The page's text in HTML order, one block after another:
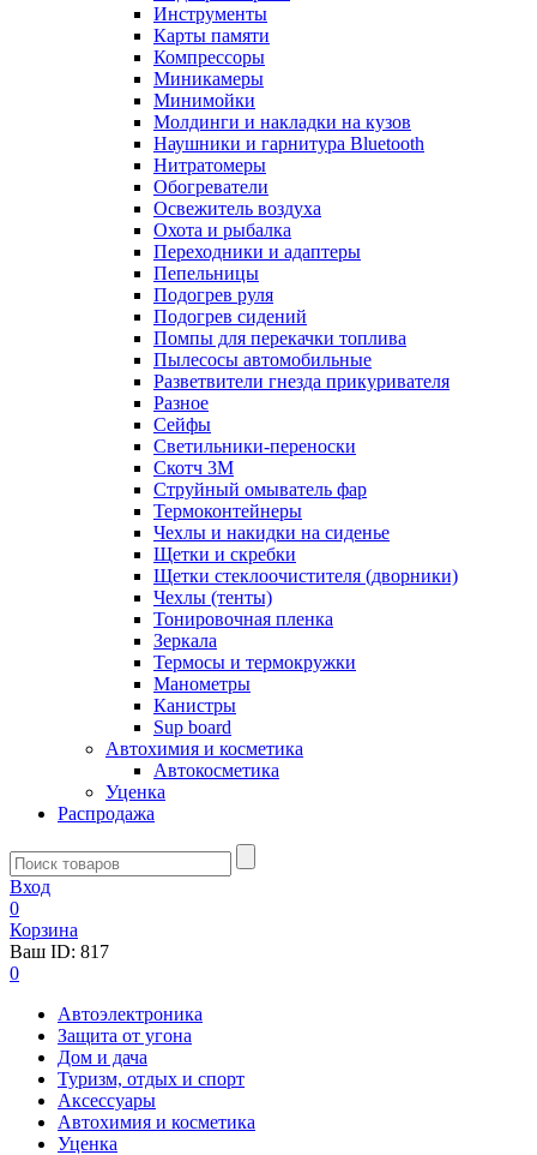
Инструменты
Карты памяти
Компрессоры
Миникамеры
Минимойки
Молдинги и накладки на кузов
Наушники и гарнитура Bluetooth
Нитратомеры
Обогреватели
Освежитель воздуха
Охота и рыбалка
Переходники и адаптеры
Пепельницы
Подогрев руля
Подогрев сидений
Помпы для перекачки топлива
Пылесосы автомобильные
Разветвители гнезда прикуривателя
Разное
Сейфы
Светильники-переноски
Скотч 3М
Струйный омыватель фар
Термоконтейнеры
Чехлы и накидки на сиденье
Щетки и скребки
Щетки стеклоочистителя (дворники)
Чехлы (тенты)
Тонировочная пленка
Зеркалa
Термосы и термокружки
Манометры
Канистры
Sup board
Автохимия и косметика
Автокосметика
Уценка
Распродажа
Вход
0
Корзина
Ваш ID: 817
0
Автоэлектроника
Защита от угона
Дом и дача
Туризм, отдых и спорт
Аксессуары
Автохимия и косметика
Уценка